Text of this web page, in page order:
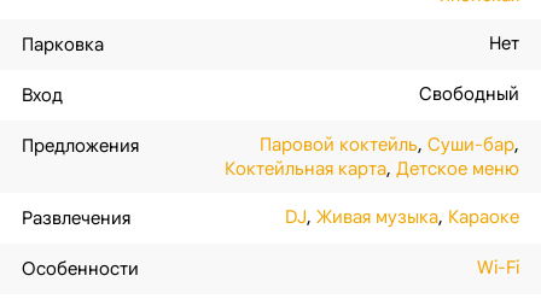
Парковка Нет
Вход Свободный
Предложения Паровой коктейль,Суши-бар,
Коктейльная карта,Детское меню
Развлечения DJ,Живая музыка, Караоке
Особенности Wi-Fi